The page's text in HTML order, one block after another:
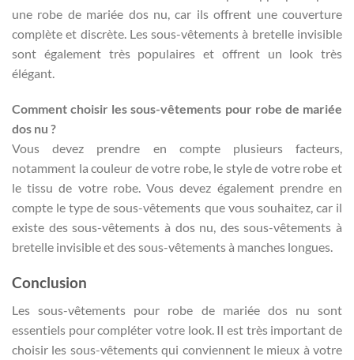
une robe de mariée dos nu, car ils offrent une couverture
complète et discrète. Les sous-vêtements à bretelle invisible
sont également très populaires et offrent un look très
élégant.
Comment choisir les sous-vêtements pour robe de mariée
dos nu ?
Vous devez prendre en compte plusieurs facteurs,
notamment la couleur de votre robe, le style de votre robe et
le tissu de votre robe. Vous devez également prendre en
compte le type de sous-vêtements que vous souhaitez, car il
existe des sous-vêtements à dos nu, des sous-vêtements à
bretelle invisible et des sous-vêtements à manches longues.
Conclusion
Les sous-vêtements pour robe de mariée dos nu sont
essentiels pour compléter votre look. Il est très important de
choisir les sous-vêtements qui conviennent le mieux à votre